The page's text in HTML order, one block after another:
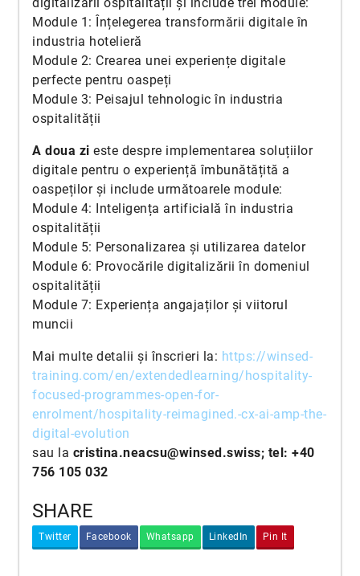
Module 1: Înțelegerea transformării digitale în
industria hotelieră
Module 2: Crearea unei experiențe digitale
perfecte pentru oaspeți
Module 3: Peisajul tehnologic în industria
ospitalității
A doua zi este despre implementarea soluțiilor
digitale pentru o experiență îmbunătățită a
oaspeților şi include următoarele module:
Module 4: Inteligența artificială în industria
ospitalității
Module 5: Personalizarea și utilizarea datelor
Module 6: Provocările digitalizării în domeniul
ospitalității
Module 7: Experiența angajaților și viitorul
muncii
Mai multe detalii și înscrieri la: https://winsed-
training.com/en/extendedlearning/hospitality-
focused-programmes-open-for-
enrolment/hospitality-reimagined.-cx-ai-amp-the-
digital-evolution
sau la cristina.neacsu@winsed.swiss; tel: +40
756 105 032
SHARE
Twitter Facebook Whatsapp LinkedIn Pin It